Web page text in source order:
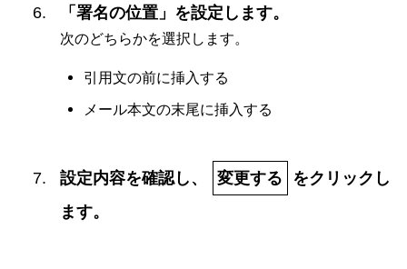
「署名の位置」を設定します。
次のどちらかを選択します。
引用文の前に挿入する
メール本文の末尾に挿入する
設定内容を確認し、 変更する
をクリックし
ます。